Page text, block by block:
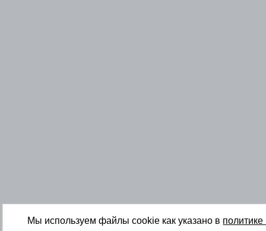
Мы используем файлы cookie как указано в